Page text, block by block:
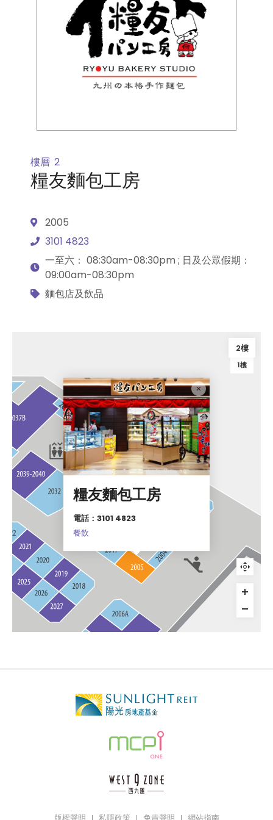
樓層 2
糧友麵包工房
2005
3101 4823
一至六： 08:30am-08:30pm ; 日及公眾假期：
09:00am-08:30pm
麵包店及飲品
糧友麵包工房
電話：3101 4823
餐飲
2樓
1樓
版權聲明 私隱政策 免責聲明 網站指南